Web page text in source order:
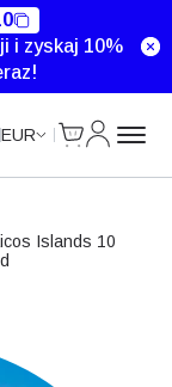
i zyskaj 10%
EUR
Islands 10